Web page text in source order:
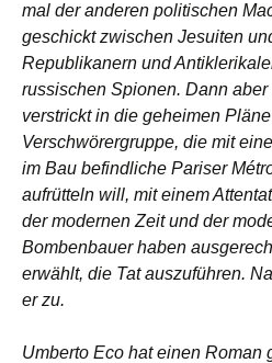
mal der anderen politischen
geschickt zwischen Jesuiten
Republikanern und
russischen Spionen. Dann
verstrickt in die geheimen
Verschwörergruppe, die mit
im Bau befindliche Pariser
aufrütteln will, mit einem
der modernen Zeit und der
Bombenbauer haben
erwählt, die Tat auszuführen.
er zu.
Umberto Eco hat einen Roman